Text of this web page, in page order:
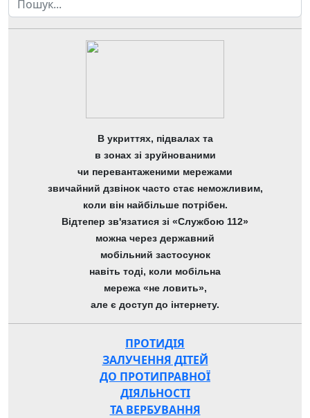
В укриттях, підвалах та
в зонах зі зруйнованими
чи перевантаженими мережами
звичайний дзвінок часто стає неможливим,
коли він найбільше потрібен.
Відтепер зв'язатися зі «Службою 112»
можна через державний
мобільний застосунок
навіть тоді, коли мобільна
мережа «не ловить»,
але є доступ до інтернету.
ПРОТИДІЯ
ЗАЛУЧЕННЯ ДІТЕЙ
ДО ПРОТИПРАВНОЇ
ДІЯЛЬНОСТІ
ТА ВЕРБУВАННЯ